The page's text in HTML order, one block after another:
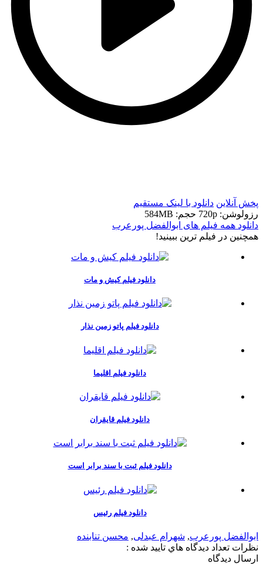
پخش آنلاین دانلود با لينک مستقيم
رزولوشن: 720p
حجم: 584MB
دانلود همه فیلم های ابوالفضل پورعرب
همچنين در فيلم ترين ببينيد!
دانلود فیلم کیش و مات
دانلود فیلم پاتو زمین نذار
دانلود فیلم اقلیما
دانلود فیلم قایقران
دانلود فیلم ثبت با سند برابر است
دانلود فیلم رئیس
ابوالفضل پورعرب, شهرام عبدلی, محسن تنابنده
نظرات تعداد ديدگاه هاي تاييد شده :
ارسال ديدگاه